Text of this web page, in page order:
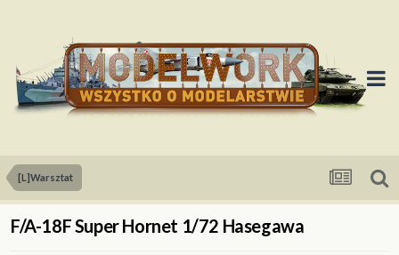
[L]Warsztat
F/A-18F Super Hornet 1/72 Hasegawa